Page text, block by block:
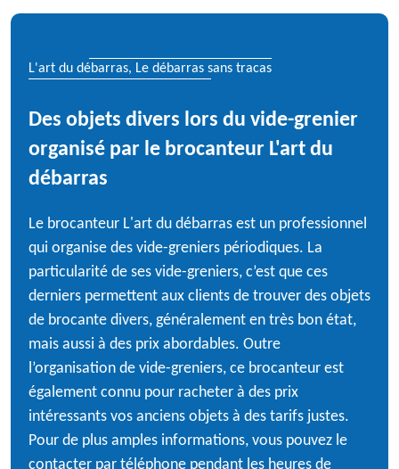
L'art du débarras, Le débarras sans tracas
Des objets divers lors du vide-grenier
organisé par le brocanteur L'art du
débarras
Le brocanteur L'art du débarras est un professionnel
qui organise des vide-greniers périodiques. La
particularité de ses vide-greniers, c’est que ces
derniers permettent aux clients de trouver des objets
de brocante divers, généralement en très bon état,
mais aussi à des prix abordables. Outre
l’organisation de vide-greniers, ce brocanteur est
également connu pour racheter à des prix
intéressants vos anciens objets à des tarifs justes.
Pour de plus amples informations, vous pouvez le
contacter par téléphone pendant les heures de